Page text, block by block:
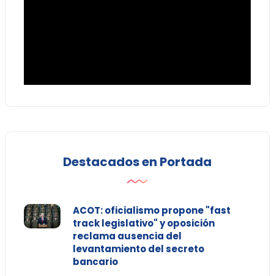
Destacados en Portada
ACOT: oficialismo propone "fast
track legislativo" y oposición
reclama ausencia del
levantamiento del secreto
bancario